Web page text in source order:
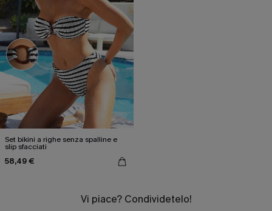
Set bikini a righe senza spalline e
slip sfacciati
58,49 €
Vi piace? Condividetelo!